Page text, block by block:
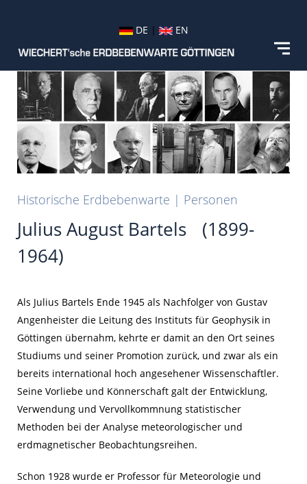
DE | EN
Historische Erdbebenwarte | Personen
Julius August Bartels (1899-
1964)
Als Julius Bartels Ende 1945 als Nachfolger von Gustav
Angenheister die Leitung des Instituts für Geophysik in
Göttingen übernahm, kehrte er damit an den Ort seines
Studiums und seiner Promotion zurück, und zwar als ein
bereits international hoch angesehener Wissenschaftler.
Seine Vorliebe und Könnerschaft galt der Entwicklung,
Verwendung und Vervollkommnung statistischer
Methoden bei der Analyse meteorologischer und
erdmagnetischer Beobachtungsreihen.
Schon 1928 wurde er Professor für Meteorologie und